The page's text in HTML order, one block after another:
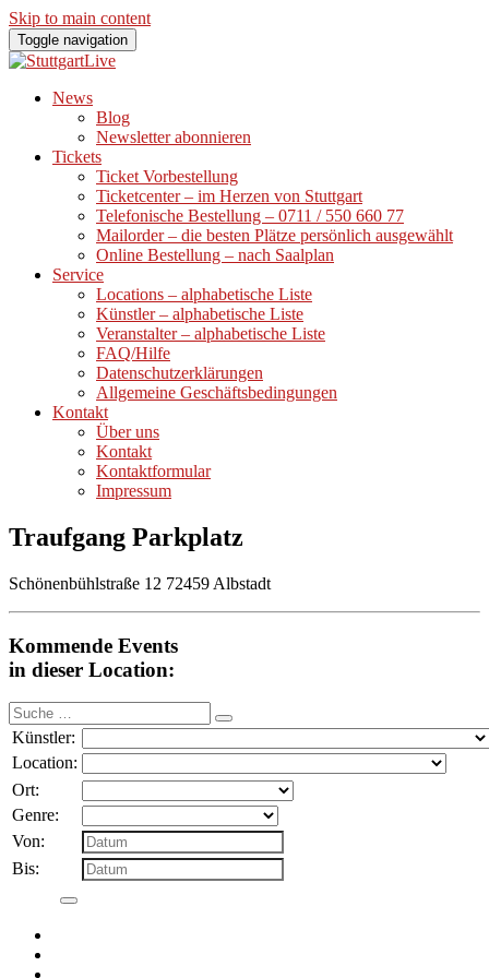
Skip to main content
Toggle navigation
News
Blog
Newsletter abonnieren
Tickets
Ticket Vorbestellung
Ticketcenter – im Herzen von Stuttgart
Telefonische Bestellung – 0711 / 550 660 77
Mailorder – die besten Plätze persönlich ausgewählt
Online Bestellung – nach Saalplan
Service
Locations – alphabetische Liste
Künstler – alphabetische Liste
Veranstalter – alphabetische Liste
FAQ/Hilfe
Datenschutzerklärungen
Allgemeine Geschäftsbedingungen
Kontakt
Über uns
Kontakt
Kontaktformular
Impressum
Traufgang Parkplatz
Schönenbühlstraße 12 72459 Albstadt
Kommende Events
in dieser Location:
Suche
nach:
Künstler:
Location:
Ort:
Genre:
Von:
Bis: